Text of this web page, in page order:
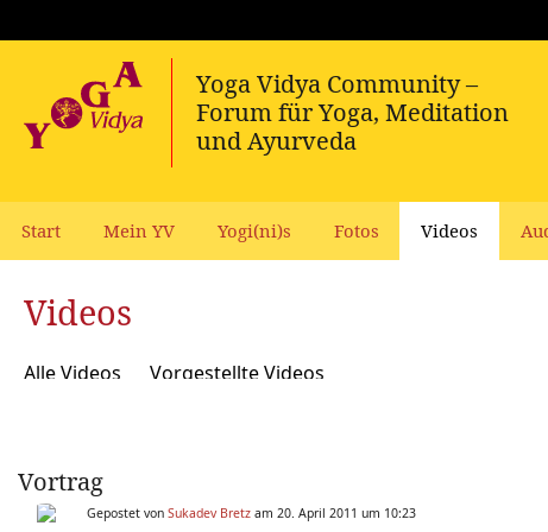
Start Mein YV Yogi(ni)s Fotos Videos
Videos
Alle Videos Vorgestellte Videos
Vortrag
Gepostet von Sukadev Bretz am 20. April 2011 um 10:23